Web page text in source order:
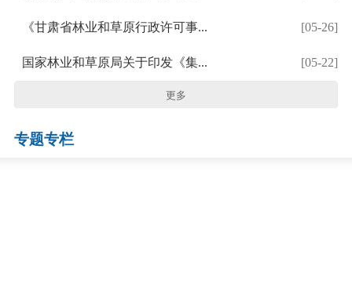
《甘肃省林业和草原行政许可事... [05-26]
国家林业和草原局关于印发《集... [05-22]
更多
专题专栏